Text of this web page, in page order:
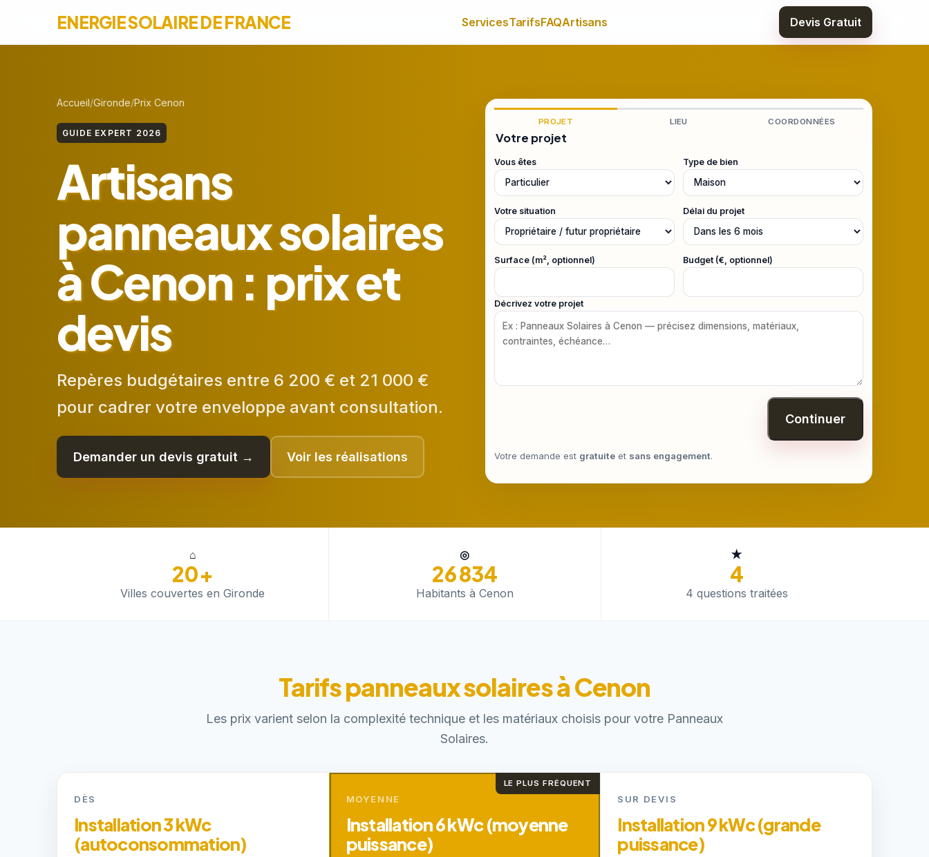
ENERGIE SOLAIRE DE FRANCE ServicesTarifsFAQArtisans Devis Gratuit
Accueil Gironde Prix Cenon
GUIDE EXPERT 2026
Artisans
panneaux solaires
à Cenon : prix et
devis
Repères budgétaires entre 6 200 € et 21 000 €
pour cadrer votre enveloppe avant consultation.
Demander un devis gratuit → Voir les réalisations
PROJET LIEU COORDONNÉES
Votre projet
Vous êtes Type de bien
Votre situation Délai du projet
Surface (m², optionnel) Budget (€, optionnel)
Décrivez votre projet
Continuer
Votre demande est gratuite et sans engagement.
⌂
20+
Villes couvertes en Gironde
◎
26 834
Habitants à Cenon
★
4
4 questions traitées
Tarifs panneaux solaires à Cenon
Les prix varient selon la complexité technique et les matériaux choisis pour votre Panneaux
Solaires.
DÈS
Installation 3 kWc
(autoconsommation)
LE PLUS FRÉQUENT
MOYENNE
Installation 6 kWc (moyenne
puissance)
SUR DEVIS
Installation 9 kWc (grande
puissance)